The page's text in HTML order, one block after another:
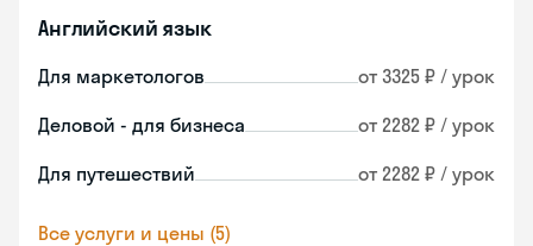
Английский язык
Для маркетологов от 3325 ₽ / урок
Деловой - для бизнеса от 2282 ₽ / урок
Для путешествий от 2282 ₽ / урок
Все услуги и цены (5)